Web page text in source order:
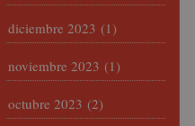
diciembre 2023 (1)
noviembre 2023 (1)
octubre 2023 (2)